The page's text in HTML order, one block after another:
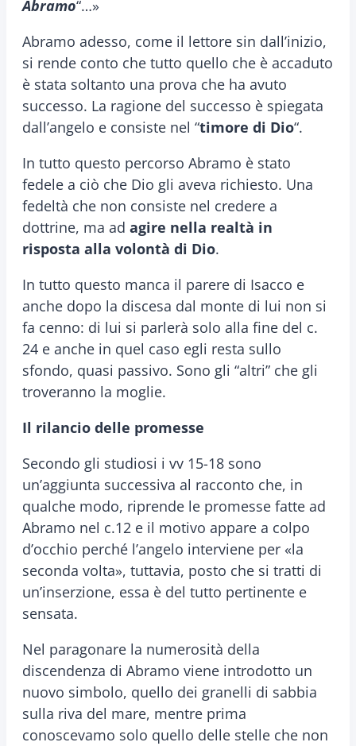
Abramo“…»
Abramo adesso, come il lettore sin dall’inizio,
si rende conto che tutto quello che è accaduto
è stata soltanto una prova che ha avuto
successo. La ragione del successo è spiegata
dall’angelo e consiste nel “timore di Dio“.
In tutto questo percorso Abramo è stato
fedele a ciò che Dio gli aveva richiesto. Una
fedeltà che non consiste nel credere a
dottrine, ma ad agire nella realtà in
risposta alla volontà di Dio.
In tutto questo manca il parere di Isacco e
anche dopo la discesa dal monte di lui non si
fa cenno: di lui si parlerà solo alla fine del c.
24 e anche in quel caso egli resta sullo
sfondo, quasi passivo. Sono gli “altri” che gli
troveranno la moglie.
Il rilancio delle promesse
Secondo gli studiosi i vv 15-18 sono
un’aggiunta successiva al racconto che, in
qualche modo, riprende le promesse fatte ad
Abramo nel c.12 e il motivo appare a colpo
d’occhio perché l’angelo interviene per «la
seconda volta», tuttavia, posto che si tratti di
un’inserzione, essa è del tutto pertinente e
sensata.
Nel paragonare la numerosità della
discendenza di Abramo viene introdotto un
nuovo simbolo, quello dei granelli di sabbia
sulla riva del mare, mentre prima
conoscevamo solo quello delle stelle che non